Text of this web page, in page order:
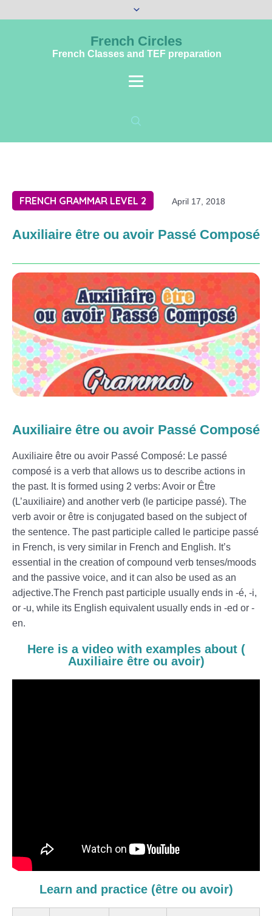
French Circles
French Classes and TEF preparation
FRENCH GRAMMAR LEVEL 2 April 17, 2018
Auxiliaire être ou avoir Passé Composé
Auxiliaire être ou avoir Passé Composé
Auxiliaire être ou avoir Passé Composé: Le passé
composé is a verb that allows us to describe actions in
the past. It is formed using 2 verbs: Avoir or Être
(L’auxiliaire) and another verb (le participe passé). The
verb avoir or être is conjugated based on the subject of
the sentence. The past participle called le participe passé
in French, is very similar in French and English. It’s
essential in the creation of compound verb tenses/moods
and the passive voice, and it can also be used as an
adjective.The French past participle usually ends in -é, -i,
or -u, while its English equivalent usually ends in -ed or -
en.
Here is a video with examples about (
Auxiliaire être ou avoir)
Learn and practice (être ou avoir)